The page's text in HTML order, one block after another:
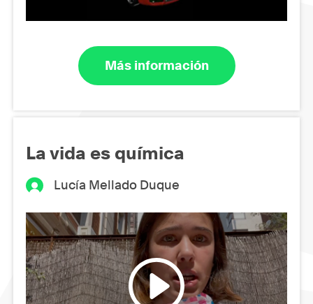
Más información
La vida es química
Lucía Mellado Duque